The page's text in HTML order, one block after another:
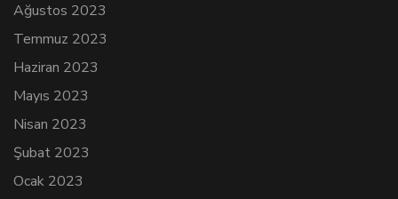
Ağustos 2023
Temmuz 2023
Haziran 2023
Mayıs 2023
Nisan 2023
Şubat 2023
Ocak 2023